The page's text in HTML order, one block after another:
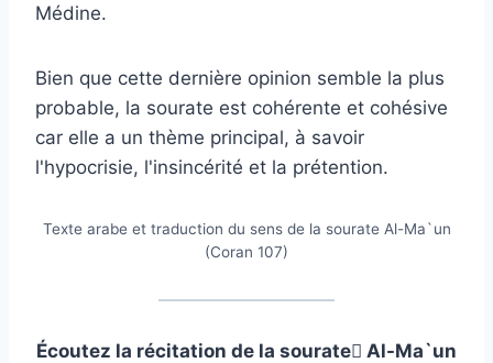
Médine.
Bien que cette dernière opinion semble la plus
probable, la sourate est cohérente et cohésive
car elle a un thème principal, à savoir
l'hypocrisie, l'insincérité et la prétention.
Texte arabe et traduction du sens de la sourate Al-Ma`un
(Coran 107)
Écoutez la récitation de la sourate ِAl-Ma`un